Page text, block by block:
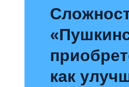
как